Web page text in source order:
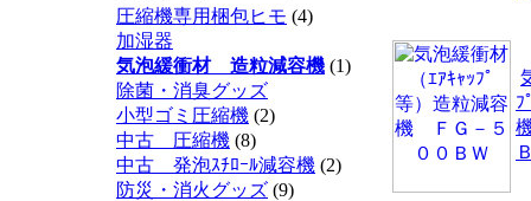
圧縮機専用梱包ヒモ (4)
加湿器
気泡緩衝材 造粒減容機 (1)
除菌・消臭グッズ
小型ゴミ圧縮機 (2)
中古 圧縮機 (8)
中古 発泡ｽﾁﾛｰﾙ減容機 (2)
防災・消火グッズ (9)
ﾌ